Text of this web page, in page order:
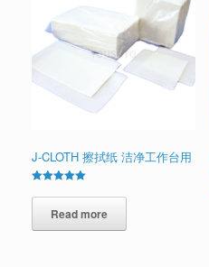
J-CLOTH 擦拭纸 洁净工作台用
5.00
out of 5Read more